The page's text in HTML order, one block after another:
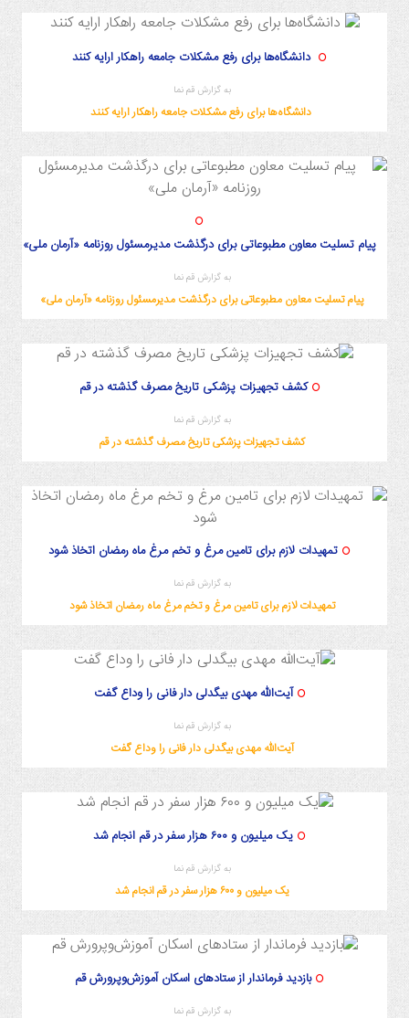
دانشگاه‌ها برای رفع مشکلات جامعه راهکار ارایه کنند
به گزارش قم نما
دانشگاه‌ها برای رفع مشکلات جامعه راهکار ارایه کنند
پیام تسلیت معاون مطبوعاتی برای درگذشت مدیرمسئول روزنامه «آرمان ملی»
به گزارش قم نما
پیام تسلیت معاون مطبوعاتی برای درگذشت مدیرمسئول روزنامه «آرمان ملی»
کشف تجهیزات پزشکی تاریخ مصرف گذشته در قم
به گزارش قم نما
کشف تجهیزات پزشکی تاریخ مصرف گذشته در قم
تمهیدات لازم برای تامین مرغ و تخم مرغ ماه رمضان اتخاذ شود
به گزارش قم نما
تمهیدات لازم برای تامین مرغ و تخم مرغ ماه رمضان اتخاذ شود
آیت‌الله مهدی بیگدلی دار فانی را وداع گفت
به گزارش قم نما
آیت‌الله مهدی بیگدلی دار فانی را وداع گفت
یک میلیون و ۶۰۰ هزار سفر در قم انجام شد
به گزارش قم نما
یک میلیون و ۶۰۰ هزار سفر در قم انجام شد
بازدید فرماندار از ستادهای اسکان آموزش‌وپرورش قم
به گزارش قم نما